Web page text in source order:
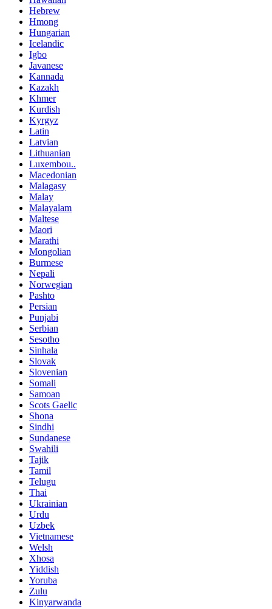
Hebrew
Hmong
Hungarian
Icelandic
Igbo
Javanese
Kannada
Kazakh
Khmer
Kurdish
Kyrgyz
Latin
Latvian
Lithuanian
Luxembou..
Macedonian
Malagasy
Malay
Malayalam
Maltese
Maori
Marathi
Mongolian
Burmese
Nepali
Norwegian
Pashto
Persian
Punjabi
Serbian
Sesotho
Sinhala
Slovak
Slovenian
Somali
Samoan
Scots Gaelic
Shona
Sindhi
Sundanese
Swahili
Tajik
Tamil
Telugu
Thai
Ukrainian
Urdu
Uzbek
Vietnamese
Welsh
Xhosa
Yiddish
Yoruba
Zulu
Kinyarwanda